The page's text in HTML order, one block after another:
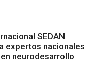
SEDAN
expertos nacionales
neurodesarrollo